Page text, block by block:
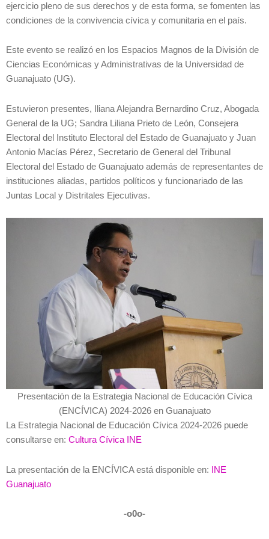
ejercicio pleno de sus derechos y de esta forma, se fomenten las
condiciones de la convivencia cívica y comunitaria en el país.
Este evento se realizó en los Espacios Magnos de la División de
Ciencias Económicas y Administrativas de la Universidad de
Guanajuato (UG).
Estuvieron presentes, Iliana Alejandra Bernardino Cruz, Abogada
General de la UG; Sandra Liliana Prieto de León, Consejera
Electoral del Instituto Electoral del Estado de Guanajuato y Juan
Antonio Macías Pérez, Secretario de General del Tribunal
Electoral del Estado de Guanajuato además de representantes de
instituciones aliadas, partidos políticos y funcionariado de las
Juntas Local y Distritales Ejecutivas.
Presentación de la Estrategia Nacional de Educación Cívica
(ENCÍVICA) 2024-2026 en Guanajuato
La Estrategia Nacional de Educación Cívica 2024-2026 puede
consultarse en: Cultura Cívica INE
La presentación de la ENCÍVICA está disponible en:
INE
Guanajuato
-o0o-